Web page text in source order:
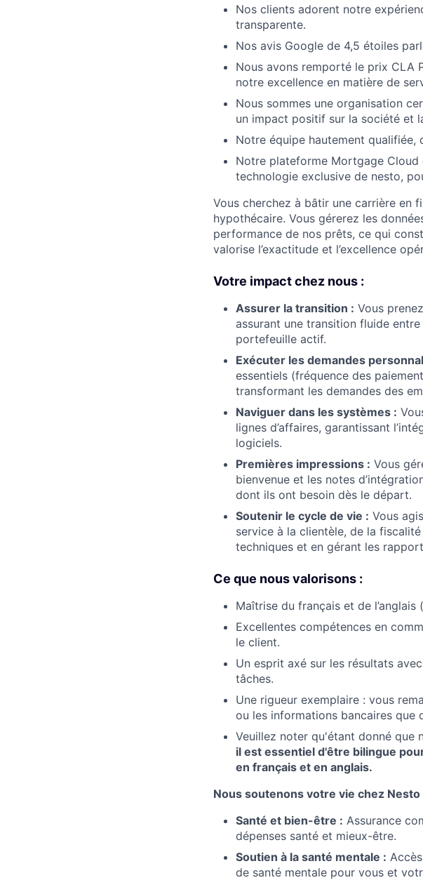
Nos clients adorent notre
transparente.
Nos avis Google de 4,5 étoiles
Nous avons remporté le prix CLA
notre excellence en matière de
Nous sommes une organisation
un impact positif sur la société et
Notre équipe hautement
Notre plateforme Mortgage
technologie exclusive de nesto,
Vous cherchez à bâtir une carrière en
hypothécaire. Vous gérerez les
performance de nos prêts, ce qui
valorise l’exactitude et l’excellence
Votre impact chez nous :
Assurer la transition : Vous
assurant une transition fluide
portefeuille actif.
Exécuter les demandes
essentiels (fréquence des
transformant les demandes des
Naviguer dans les systèmes :
lignes d’affaires, garantissant
logiciels.
Premières impressions : Vous
bienvenue et les notes
dont ils ont besoin dès le départ.
Soutenir le cycle de vie : Vous
service à la clientèle, de la
techniques et en gérant les
Ce que nous valorisons :
Maîtrise du français et de l’anglais
Excellentes compétences en
le client.
Un esprit axé sur les résultats
tâches.
Une rigueur exemplaire : vous
ou les informations bancaires que
Veuillez noter qu'étant donné que
il est essentiel d'être bilingue
en français et en anglais.
Nous soutenons votre vie chez Nesto
Santé et bien-être : Assurance
dépenses santé et mieux-être.
Soutien à la santé mentale :
de santé mentale pour vous et